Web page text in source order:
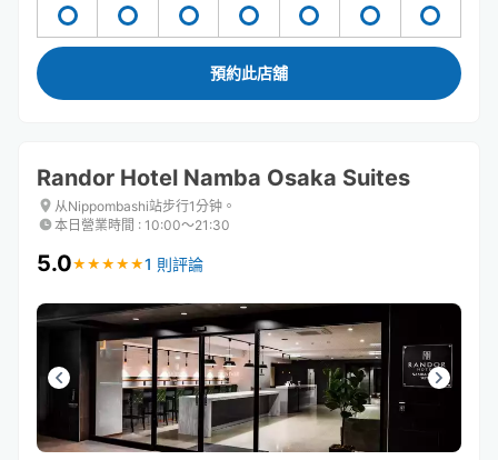
預約此店舖
Randor Hotel Namba Osaka Suites
从Nippombashi站步行1分钟。
本日營業時間 : 10:00〜21:30
5.0★ ★ ★ ★ ★
★ ★ ★ ★ ★1 則評論